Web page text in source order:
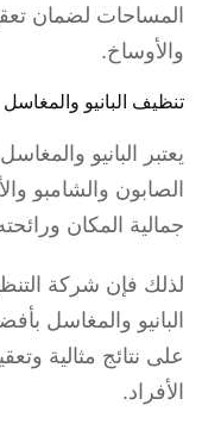
المساحات لضمان
والأوساخ.
تنظيف البانيو والمغاسل
يعتبر البانيو
الصابون والشامبو
جمالية المكان
لذلك فإن شركة
البانيو والمغاسل
على نتائج مثالية
الأفراد.